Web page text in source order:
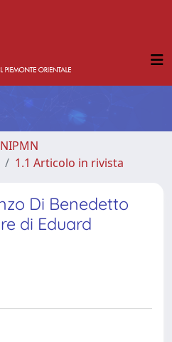
1.1 Articolo in rivista
Di Benedetto
di Eduard